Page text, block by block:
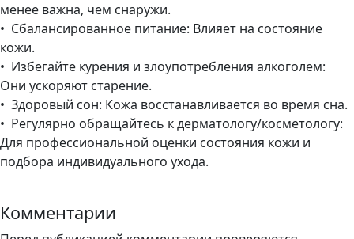
менее важна, чем снаружи.
• Сбалансированное питание: Влияет на состояние
кожи.
• Избегайте курения и злоупотребления алкоголем:
Они ускоряют старение.
• Здоровый сон: Кожа восстанавливается во время сна.
• Регулярно обращайтесь к дерматологу/косметологу:
Для профессиональной оценки состояния кожи и
подбора индивидуального ухода.
Комментарии